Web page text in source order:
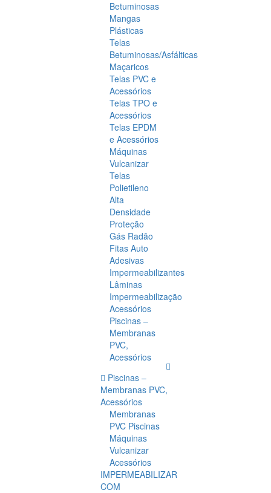
Betuminosas
Mangas
Plásticas
Telas
Betuminosas/Asfálticas
Maçaricos
Telas PVC e
Acessórios
Telas TPO e
Acessórios
Telas EPDM
e Acessórios
Máquinas
Vulcanizar
Telas
Polietileno
Alta
Densidade
Proteção
Gás Radão
Fitas Auto
Adesivas
Impermeabilizantes
Lâminas
Impermeabilização
Acessórios
Piscinas –
Membranas
PVC,
Acessórios
Piscinas –
Membranas PVC,
Acessórios
Membranas
PVC Piscinas
Máquinas
Vulcanizar
Acessórios
IMPERMEABILIZAR
COM